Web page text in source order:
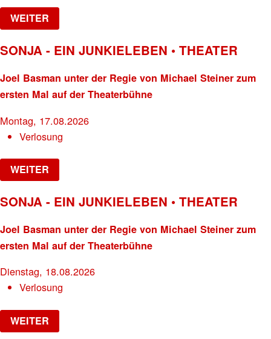
WEITER
SONJA - EIN JUNKIELEBEN • THEATER
Joel Basman unter der Regie von Michael Steiner zum
ersten Mal auf der Theaterbühne
Montag, 17.08.2026
Verlosung
WEITER
SONJA - EIN JUNKIELEBEN • THEATER
Joel Basman unter der Regie von Michael Steiner zum
ersten Mal auf der Theaterbühne
Dienstag, 18.08.2026
Verlosung
WEITER